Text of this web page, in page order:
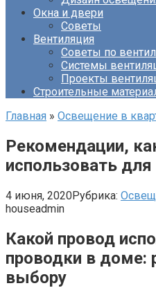
Окна и двери
Советы
Вентиляция
Советы по
Системы
Проекты
Строительные
Главная » Освещение в
Рекомендации,
использовать
4 июня, 2020Рубрика:
houseadmin
Какой провод
проводки в доме:
выбору